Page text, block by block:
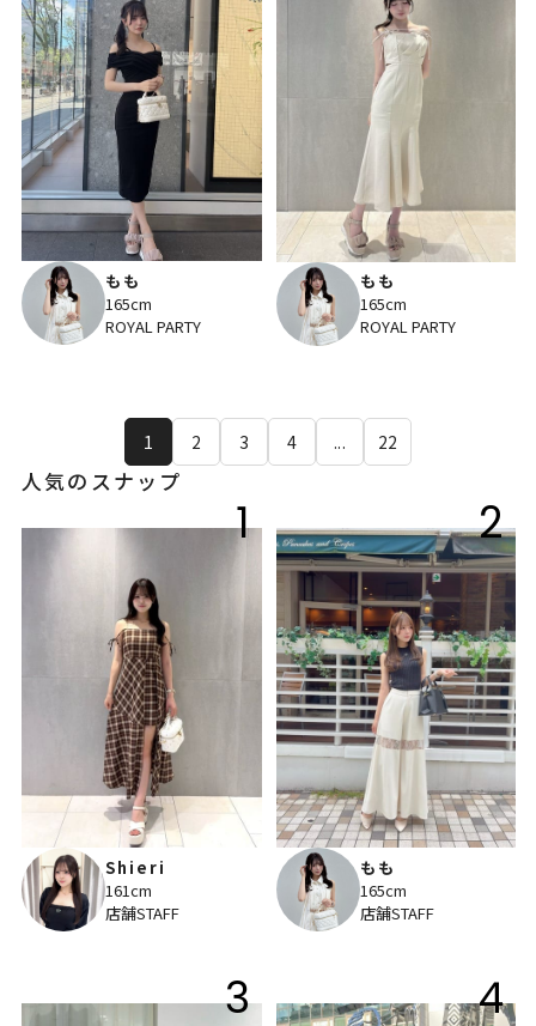
もも
165cm
ROYAL PARTY
もも
165cm
ROYAL PARTY
1 2 3 4 ... 22
人気のスナップ
1
Shieri
161cm
店舗STAFF
2
もも
165cm
店舗STAFF
3 4